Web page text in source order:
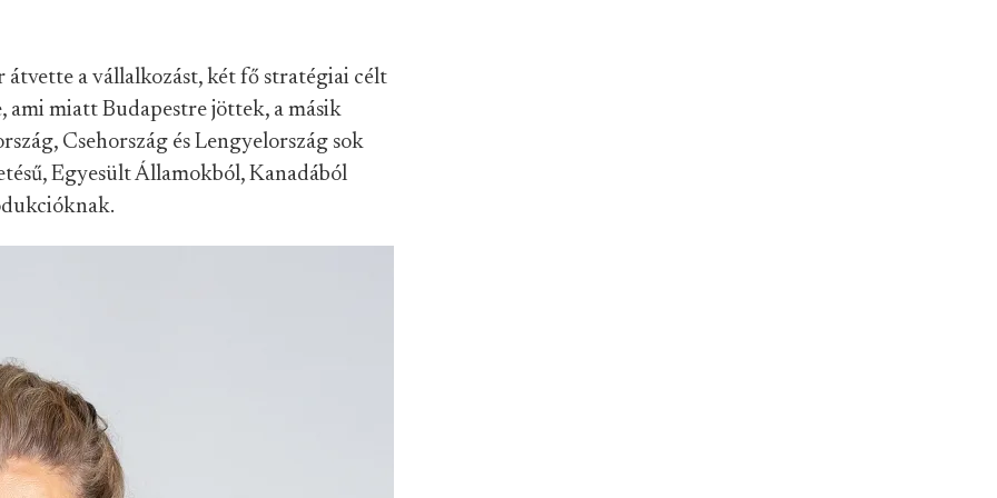
a vállalkozást, két fő stratégiai célt
ami miatt Budapestre jöttek, a másik
Csehország és Lengyelország sok
Egyesült Államokból, Kanadából